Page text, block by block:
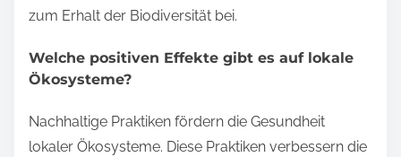
zum Erhalt der Biodiversität bei.
Welche positiven Effekte gibt es auf lokale
Ökosysteme?
Nachhaltige Praktiken fördern die Gesundheit
lokaler Ökosysteme. Diese Praktiken verbessern die